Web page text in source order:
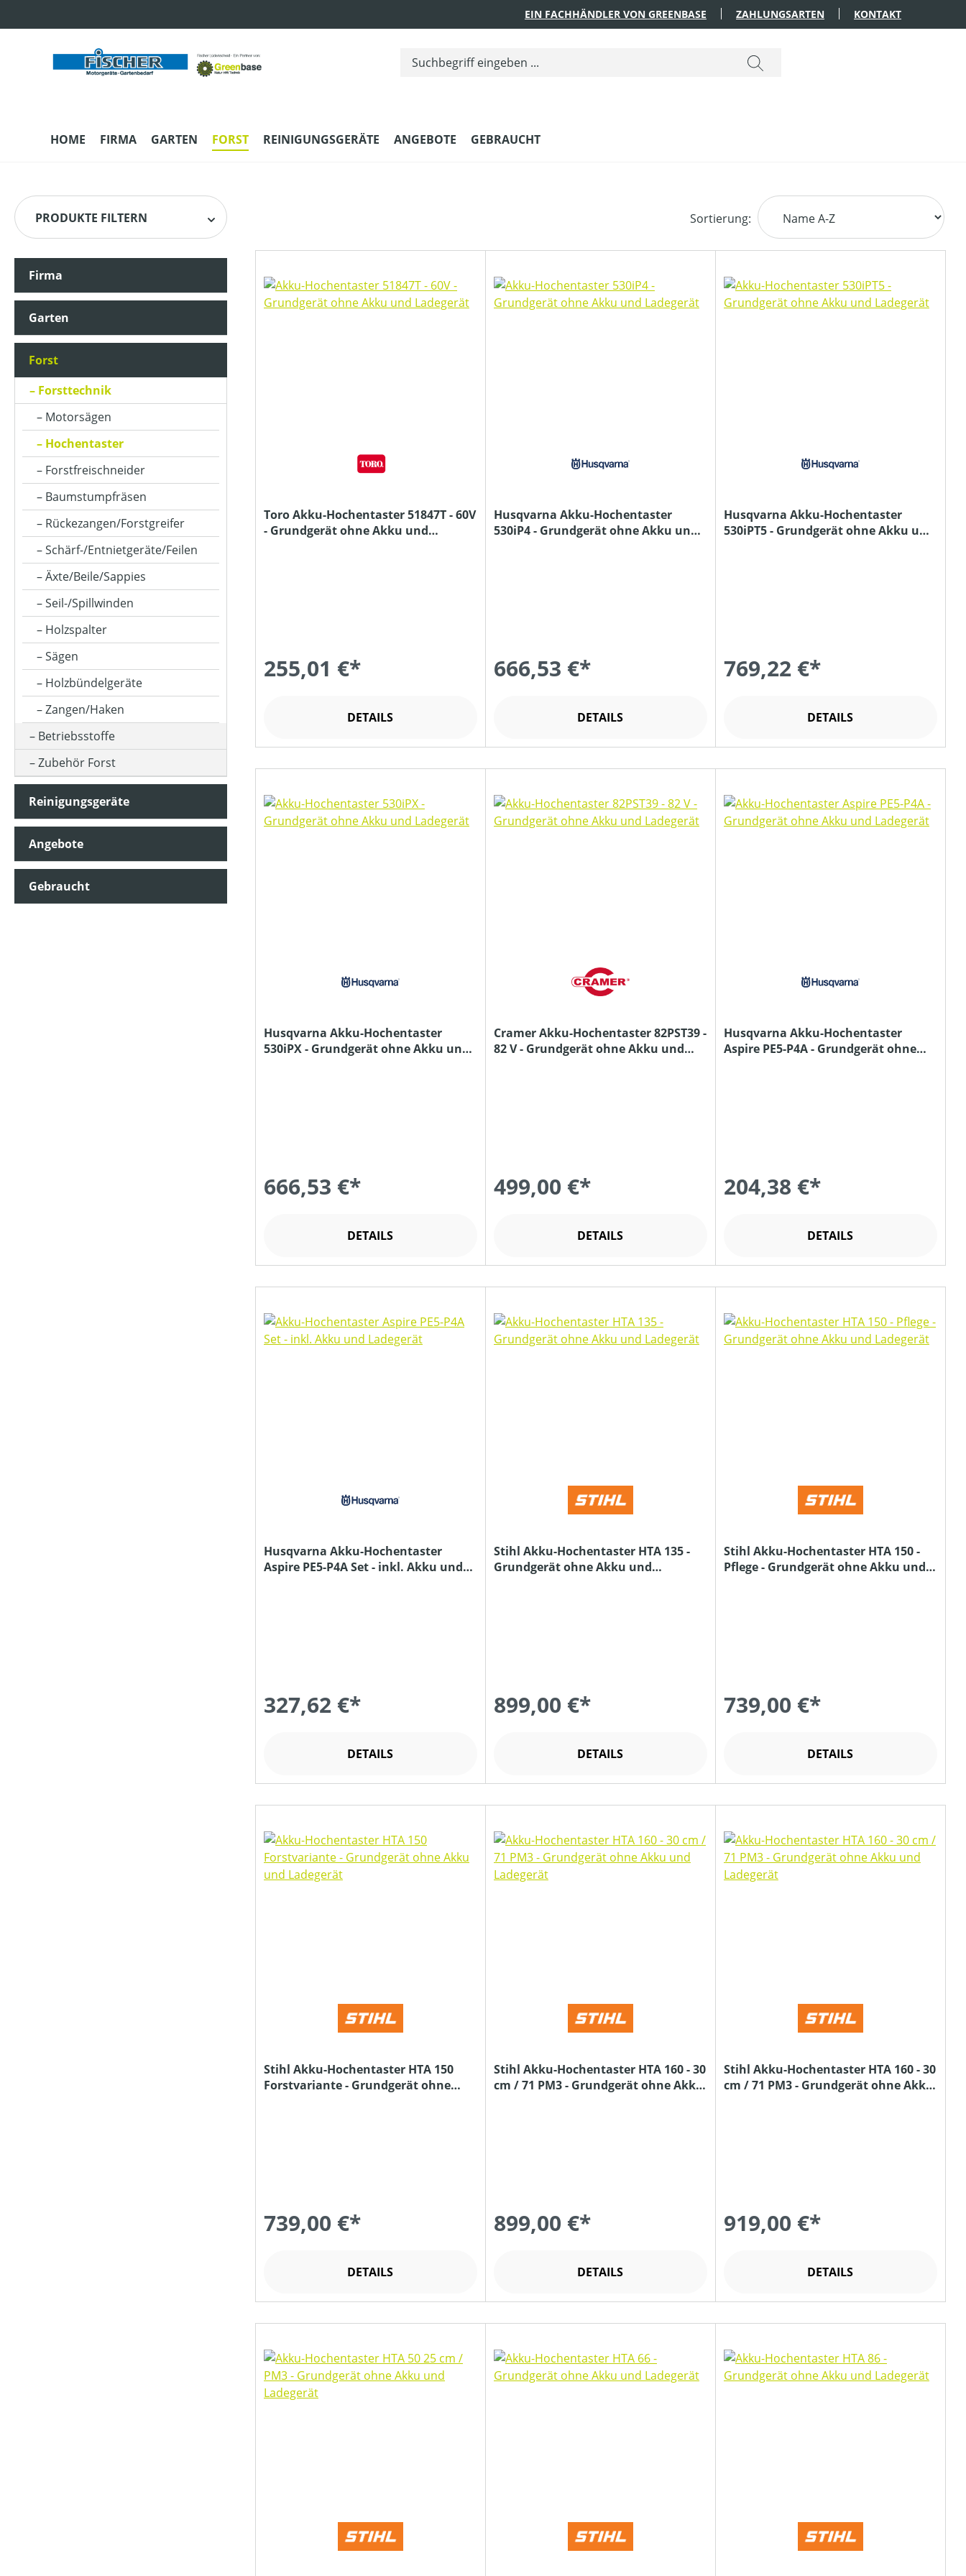
EIN FACHHÄNDLER VON GREENBASE ZAHLUNGSARTEN KONTAKT
HOME FIRMA GARTEN FORST REINIGUNGSGERÄTE ANGEBOTE GEBRAUCHT
PRODUKTE FILTERN
HERSTELLER
ASTSTÄRKE MAX (IN MM)
BETRIEBSART
FARBE (GERÄT)
GEEIGNET FÜR SÄGEKETTEN (IN ")
HUBRAUM (IN CM³)
KETTENLÄNGE (IN CM)
KETTENTEILUNG (IN ")
KETTENTREIBGLIEDERBREITE (IN MM)
KLASSIFIZIERUNG
MOTORLEISTUNG (IN PS)
Firma
Garten
Forst
Forsttechnik
Motorsägen
Hochentaster
Forstfreischneider
Baumstumpfräsen
Rückezangen/Forstgreifer
Schärf-/Entnietgeräte/Feilen
Äxte/Beile/Sappies
Seil-/Spillwinden
Holzspalter
Sägen
Holzbündelgeräte
Zangen/Haken
Betriebsstoffe
Zubehör Forst
Reinigungsgeräte
Angebote
Gebraucht
Sortierung:
Toro Akku-Hochentaster 51847T - 60V
- Grundgerät ohne Akku und
255,01 €*
DETAILS
Husqvarna Akku-Hochentaster
530iP4 - Grundgerät ohne Akku und
666,53 €*
DETAILS
Husqvarna Akku-Hochentaster
530iPT5 - Grundgerät ohne Akku und
769,22 €*
DETAILS
Husqvarna Akku-Hochentaster
530iPX - Grundgerät ohne Akku und
666,53 €*
DETAILS
Cramer Akku-Hochentaster 82PST39 -
82 V - Grundgerät ohne Akku und
499,00 €*
DETAILS
Husqvarna Akku-Hochentaster
Aspire PE5-P4A - Grundgerät ohne
204,38 €*
DETAILS
Husqvarna Akku-Hochentaster
Aspire PE5-P4A Set - inkl. Akku und
327,62 €*
DETAILS
Stihl Akku-Hochentaster HTA 135 -
Grundgerät ohne Akku und
899,00 €*
DETAILS
Stihl Akku-Hochentaster HTA 150 -
Pflege - Grundgerät ohne Akku und
739,00 €*
DETAILS
Stihl Akku-Hochentaster HTA 150
Forstvariante - Grundgerät ohne
739,00 €*
DETAILS
Stihl Akku-Hochentaster HTA 160 - 30
cm / 71 PM3 - Grundgerät ohne Akku
899,00 €*
DETAILS
Stihl Akku-Hochentaster HTA 160 - 30
cm / 71 PM3 - Grundgerät ohne Akku
919,00 €*
DETAILS